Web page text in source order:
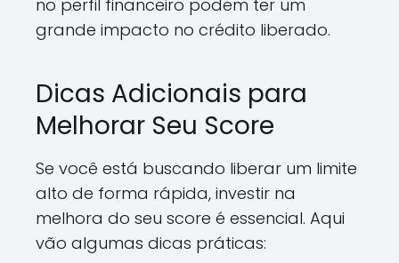
no perfil financeiro podem ter um
grande impacto no crédito liberado.
Dicas Adicionais para
Melhorar Seu Score
Se você está buscando liberar um limite
alto de forma rápida, investir na
melhora do seu score é essencial. Aqui
vão algumas dicas práticas: